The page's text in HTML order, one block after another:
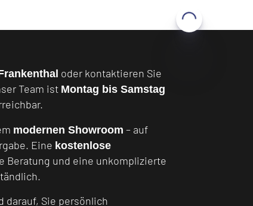
oder kontaktieren Sie
Team ist Montag bis Samstag
modernen Showroom – auf
Eine kostenlose
Beratung und eine unkomplizierte
darauf, Sie persönlich